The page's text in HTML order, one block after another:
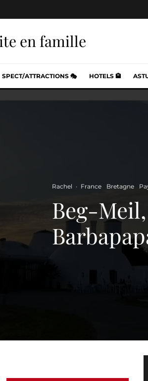
en famille
SPECT/ATTRACTIONS 🎭 HOTELS 🏨
Rachel · France Bretagne
Beg-